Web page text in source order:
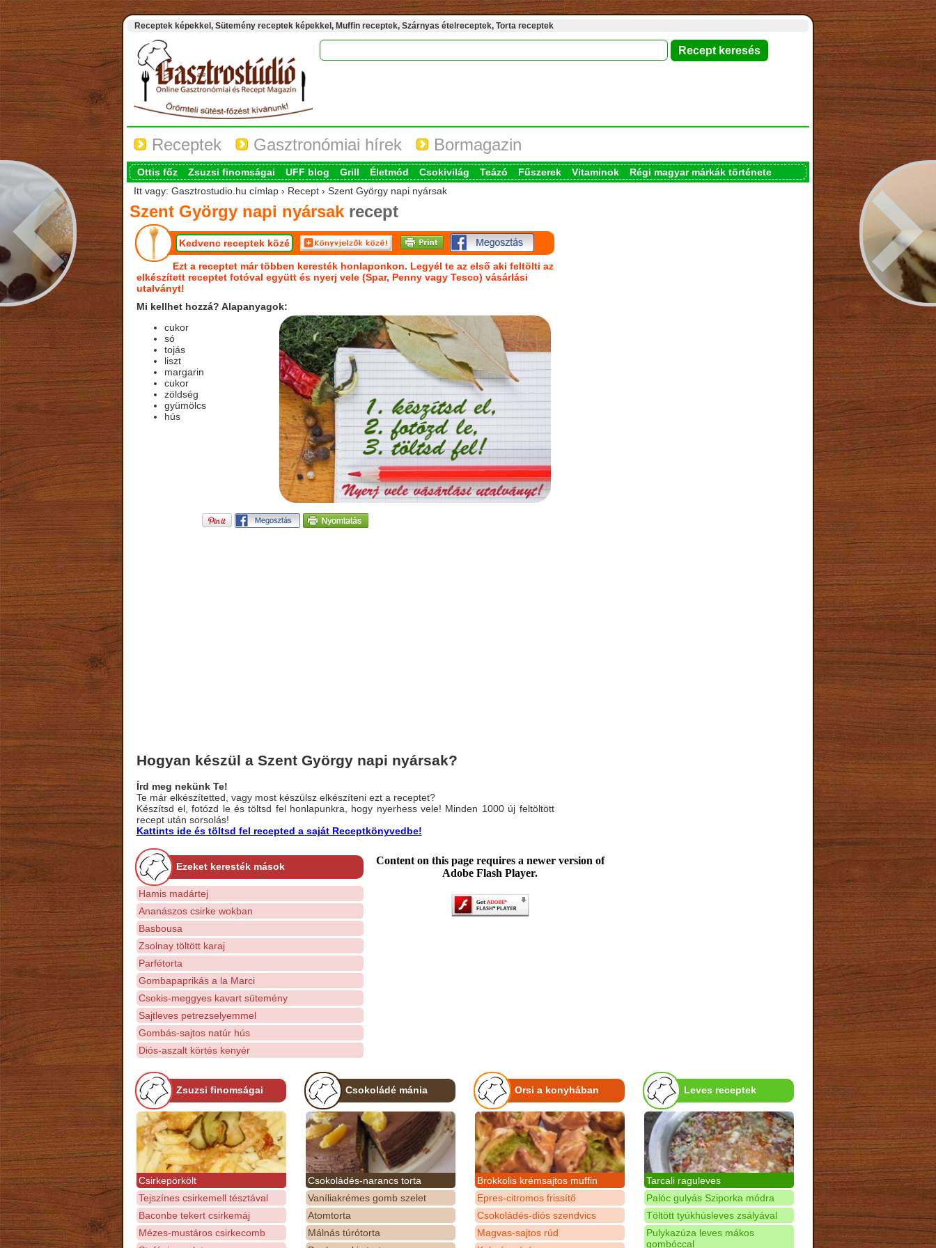
Receptek képekkel, Sütemény receptek képekkel, Muffin receptek, Szárnyas ételreceptek, Torta receptek
Receptek Gasztronómiai hírek Bormagazin
Ottis főz Zsuzsi finomságai UFF blog Grill Életmód Csokivilág Teázó Fűszerek Vitaminok
Régi magyar márkák története
Itt vagy: Gasztrostudio.hu címlap › Recept › Szent György napi nyársak
Szent György napi nyársakrecept
Kedvenc receptek közé
Ezt a receptet már többen keresték honlaponkon. Legyél te az első aki feltölti az
elkészített receptet fotóval együtt és nyerj vele (Spar, Penny vagy Tesco) vásárlási
utalványt!
Mi kellhet hozzá? Alapanyagok:
cukor
só
tojás
liszt
margarin
cukor
zöldség
gyümölcs
hús
Hogyan készül a Szent György napi nyársak?
Írd meg nekünk Te!
Te már elkészítetted, vagy most készülsz elkészíteni ezt a receptet?
Készítsd el, fotózd le és töltsd fel honlapunkra, hogy nyerhess vele! Minden 1000 új feltöltött
recept után sorsolás!
Kattints ide és töltsd fel recepted a saját Receptkönyvedbe!
Ezeket keresték mások
Hamis madártej
Ananászos csirke wokban
Basbousa
Zsolnay töltött karaj
Parfétorta
Gombapaprikás a la Marci
Csokis-meggyes kavart sütemény
Sajtleves petrezselyemmel
Gombás-sajtos natúr hús
Diós-aszalt körtés kenyér
Content on this page requires a newer version of
Adobe Flash Player.
Zsuzsi finomságai
Csirkepörkölt
Tejszínes csirkemell tésztával
Baconbe tekert csirkemáj
Mézes-mustáros csirkecomb
Csokoládé mánia
Csokoládés-narancs torta
Vaníliakrémes gomb szelet
Atomtorta
Málnás túrótorta
Orsi a konyhában
Brokkolis krémsajtos muffin
Epres-citromos frissítő
Csokoládés-diós szendvics
Magvas-sajtos rúd
Leves receptek
Tarcali raguleves
Palóc gulyás Sziporka módra
Töltött tyúkhúsleves zsályával
Pulykazúza leves mákos
gombóccal